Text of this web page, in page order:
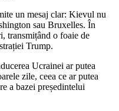
un mesaj clar: Kievul nu
sau Bruxelles. În
transmițând o foaie de
Trump.
Ucrainei ar putea
zile, ceea ce ar putea
a bazei președintelui